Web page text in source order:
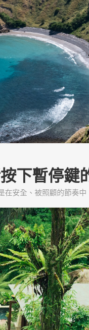
下暫停鍵
在安全、被照顧的節奏中